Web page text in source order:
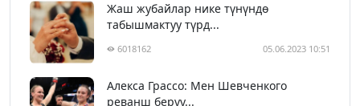
Жаш жубайлар нике түнүндө
табышмактуу түрд...
6018162 05.06.2023 10:51
Алекса Грассо: Мен Шевченкого
реванш берүү...